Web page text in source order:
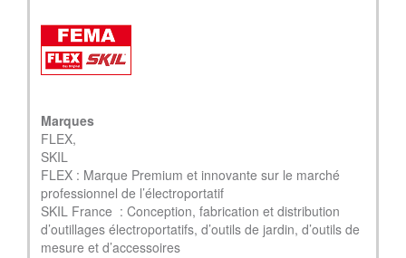
Marques
FLEX,
SKIL
FLEX : Marque Premium et innovante sur le marché
professionnel de l’électroportatif
SKIL France : Conception, fabrication et distribution
d’outillages électroportatifs, d’outils de jardin, d’outils de
mesure et d’accessoires